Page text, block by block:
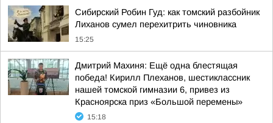
Сибирский Робин Гуд: как томский разбойник
Лиханов сумел перехитрить чиновника
15:25
Дмитрий Махиня: Ещё одна блестящая
победа! Кирилл Плеханов, шестиклассник
нашей томской гимназии 6, привез из
Красноярска приз «Большой перемены»
15:18